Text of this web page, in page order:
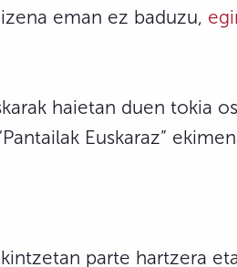
eman ez baduzu,
haietan duen tokia
Euskaraz”
parte hartzera